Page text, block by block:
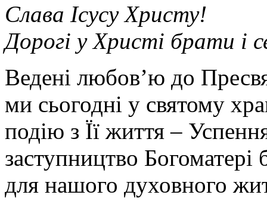
Слава Ісусу Христу!
Дорогі у Христі брати і
Ведені любов’ю до
ми сьогодні у святому
подію з Її життя –
заступництво Богоматері
для нашого духовного